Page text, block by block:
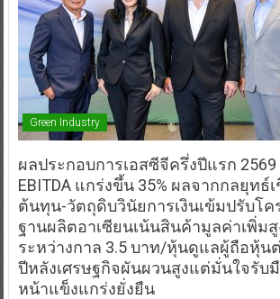
Green Industry
ผลประกอบการเอสซีจีครึ่งปีแรก 2569
EBITDA แกร่งขึ้น 35% ผลจากกลยุทธ์
ต้นทุน-วัตถุดิบวินัยการเงินเข้มปรับโค
ฐานผลิตอาเซียนเน้นสินค้ามูลค่าเพิ่มสู
ระหว่างกาล 3.5 บาท/หุ้นดูแลผู้ถือหุ้น
ปีหลังเศรษฐกิจผันผวนสูงแต่มั่นใจรับ
หน้าแข็งแกร่งยั่งยืน